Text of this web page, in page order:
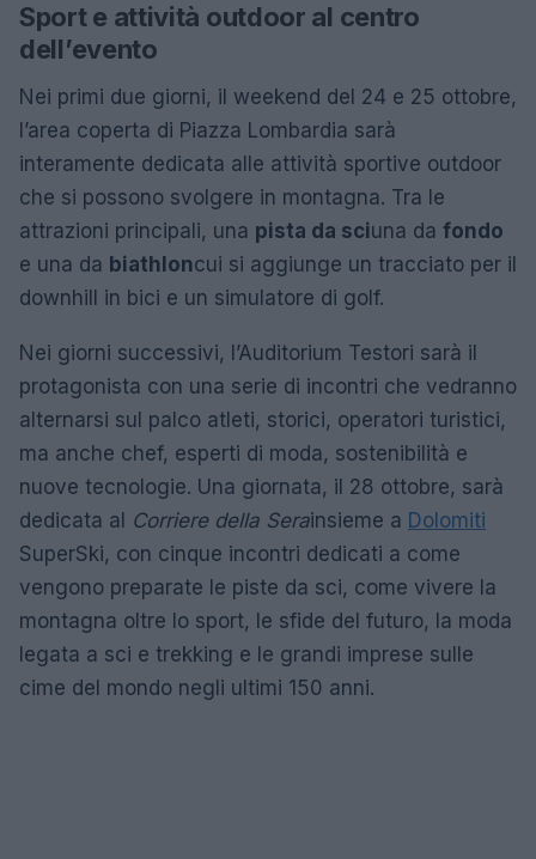
Sport e attività outdoor al centro
dell’evento
Nei primi due giorni, il weekend del 24 e 25 ottobre,
l’area coperta di Piazza Lombardia sarà
interamente dedicata alle attività sportive outdoor
che si possono svolgere in montagna. Tra le
attrazioni principali, una pista da sciuna da fondo
e una da biathloncui si aggiunge un tracciato per il
downhill in bici e un simulatore di golf.
Nei giorni successivi, l’Auditorium Testori sarà il
protagonista con una serie di incontri che vedranno
alternarsi sul palco atleti, storici, operatori turistici,
ma anche chef, esperti di moda, sostenibilità e
nuove tecnologie. Una giornata, il 28 ottobre, sarà
dedicata al Corriere della Serainsieme a Dolomiti
SuperSki, con cinque incontri dedicati a come
vengono preparate le piste da sci, come vivere la
montagna oltre lo sport, le sfide del futuro, la moda
legata a sci e trekking e le grandi imprese sulle
cime del mondo negli ultimi 150 anni.